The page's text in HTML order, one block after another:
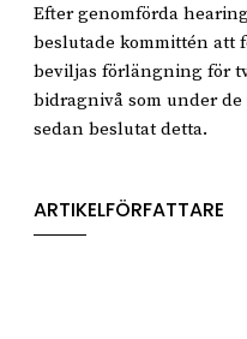
Efter genomförda
beslutade kommittén att
beviljas förlängning för
bidragnivå som under
sedan beslutat detta.
ARTIKELFÖRFATTARE